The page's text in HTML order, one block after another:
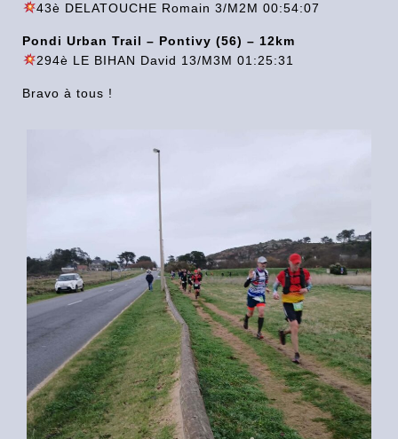
43è DELATOUCHE Romain 3/M2M 00:54:07
Pondi Urban Trail – Pontivy (56) – 12km
294è LE BIHAN David 13/M3M 01:25:31
Bravo à tous !